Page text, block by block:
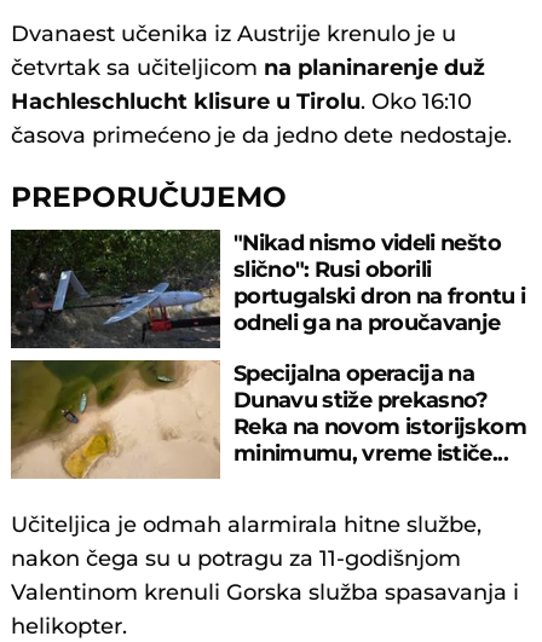
Dvanaest učenika iz Austrije krenulo je u
četvrtak sa učiteljicom na planinarenje duž
Hachleschlucht klisure u Tirolu. Oko 16:10
časova primećeno je da jedno dete nedostaje.
PREPORUČUJEMO
"Nikad nismo videli nešto
slično": Rusi oborili
portugalski dron na frontu i
odneli ga na proučavanje
Specijalna operacija na
Dunavu stiže prekasno?
Reka na novom istorijskom
minimumu, vreme ističe...
Učiteljica je odmah alarmirala hitne službe,
nakon čega su u potragu za 11-godišnjom
Valentinom krenuli Gorska služba spasavanja i
helikopter.